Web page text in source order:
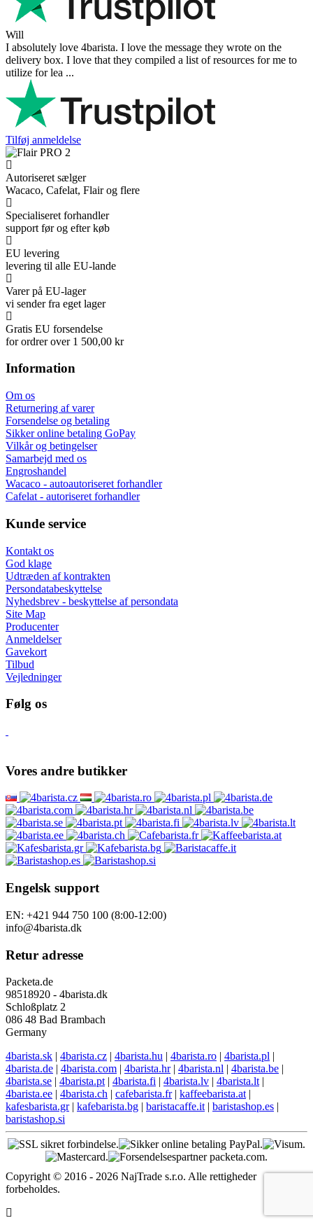
Will
I absolutely love 4barista. I love the message they wrote on the
delivery box. I love that they compiled a list of resources for me to
utilize for lea ...
Tilføj anmeldelse
Autoriseret sælger
Wacaco, Cafelat, Flair og flere
Specialiseret forhandler
support før og efter køb
EU levering
levering til alle EU-lande
Varer på EU-lager
vi sender fra eget lager
Gratis EU forsendelse
for ordrer over 1 500,00 kr
Information
Om os
Returnering af varer
Forsendelse og betaling
Sikker online betaling GoPay
Vilkår og betingelser
Samarbejd med os
Engroshandel
Wacaco - autoautoriseret forhandler
Cafelat - autoriseret forhandler
Kunde service
Kontakt os
God klage
Udtræden af kontrakten
Persondatabeskyttelse
Nyhedsbrev - beskyttelse af persondata
Site Map
Producenter
Anmeldelser
Gavekort
Tilbud
Vejledninger
Følg os
Vores andre butikker
Engelsk support
EN: +421 944 750 100 (8:00-12:00)
info@4barista.dk
Retur adresse
Packeta.de
98518920 - 4barista.dk
Schloßplatz 2
086 48 Bad Brambach
Germany
4barista.sk | 4barista.cz | 4barista.hu | 4barista.ro | 4barista.pl |
4barista.de | 4barista.com | 4barista.hr| 4barista.nl | 4barista.be |
4barista.se | 4barista.pt | 4barista.fi | 4barista.lv | 4barista.lt |
4barista.ee | 4barista.ch | cafebarista.fr| kaffeebarista.at |
kafesbarista.gr| kafebarista.bg | baristacaffe.it | baristashop.es |
baristashop.si
Copyright © 2016 - 2026 NajTrade s.r.o. Alle rettigheder
forbeholdes.